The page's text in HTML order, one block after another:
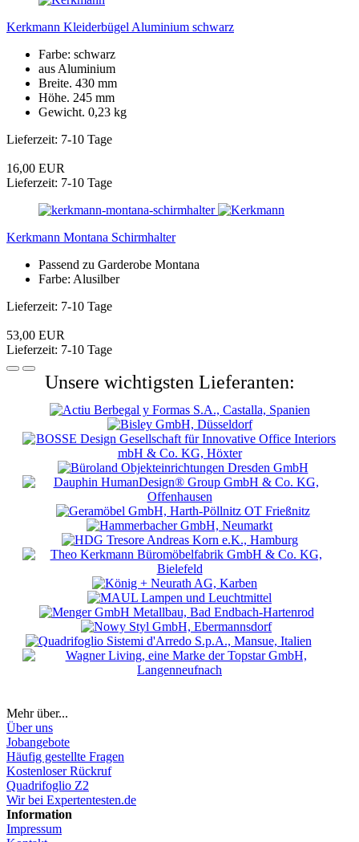
Kerkmann Kleiderbügel Aluminium schwarz
Farbe: schwarz
aus Aluminium
Breite. 430 mm
Höhe. 245 mm
Gewicht. 0,23 kg
Lieferzeit: 7-10 Tage
16,00 EUR
Lieferzeit: 7-10 Tage
Kerkmann Montana Schirmhalter
Passend zu Garderobe Montana
Farbe: Alusilber
Lieferzeit: 7-10 Tage
53,00 EUR
Lieferzeit: 7-10 Tage
Unsere wichtigsten Lieferanten:
Mehr über...
Über uns
Jobangebote
Häufig gestellte Fragen
Kostenloser Rückruf
Quadrifoglio Z2
Wir bei Expertentesten.de
Information
Impressum